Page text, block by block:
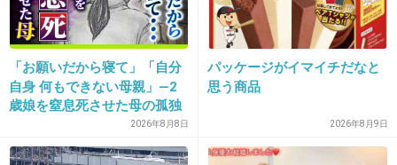
32. 匿名2014/06/24(火) 12:47:14
AKB時代の総選挙のスピーチも毎回「？」てな
作ってる自分って感じでなにも伝わらなかった
「お願いだから寝て」「自分
自身 何もできない母親」―2
歳娘を窒息死させた母の孤独
「娘は『ママどうして』と」
限界の年子ワンオペ育児 法
2026年8月8日
パッケージがイマイチだなと
思う商品
2026年8月9日